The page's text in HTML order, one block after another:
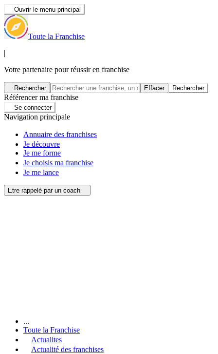
Ouvrir le menu principal
Toute la Franchise
|
Votre partenaire pour réussir en franchise
Rechercher Effacer Rechercher
Référencer ma franchise
Se connecter
Navigation principale
Annuaire des franchises
Je découvre
Je me forme
Je choisis ma franchise
Je me lance
Etre rappelé par un coach
...
Toute la Franchise
Actualites
Actualité des franchises